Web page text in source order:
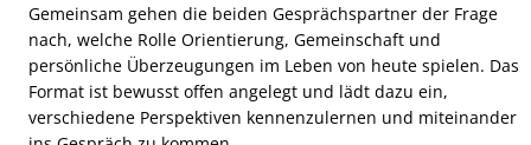
Gemeinsam gehen die beiden Gesprächspartner der Frage
nach, welche Rolle Orientierung, Gemeinschaft und
persönliche Überzeugungen im Leben von heute spielen. Das
Format ist bewusst offen angelegt und lädt dazu ein,
verschiedene Perspektiven kennenzulernen und miteinander